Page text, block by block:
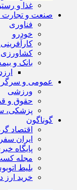
غذا و
صنعت و تجارت
فناوری
خودرو
کارآفرینی
کشاورزی
بانک و
عمومی و
ورزشی
حقوق و
پزشکی،
گوناگون
اقتصاد
ایران
پایگاه
مجله
بلیط
خرید ارز